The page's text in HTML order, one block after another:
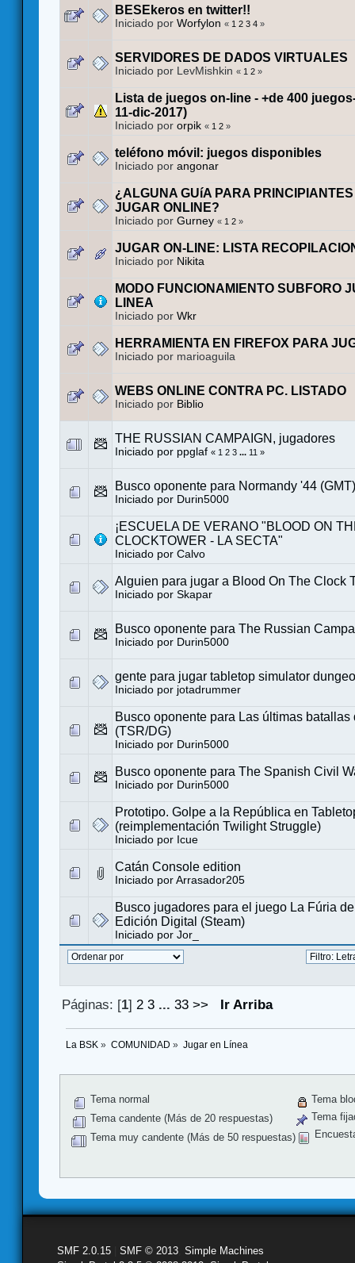
BESEkeros en twitter!!
Iniciado por Worfylon « 1 2 3 4 »
SERVIDORES DE DADOS VIRTUALES
Iniciado por LevMishkin « 1 2 »
Lista de juegos on-line - +de 400
11-dic-2017)
Iniciado por orpik « 1 2 »
teléfono móvil: juegos disponibles
Iniciado por angonar
¿ALGUNA GUíA PARA
JUGAR ONLINE?
Iniciado por Gurney « 1 2 »
JUGAR ON-LINE: LISTA
Iniciado por Nikita
MODO FUNCIONAMIENTO SUBFORO
LINEA
Iniciado por Wkr
HERRAMIENTA EN FIREFOX PARA
Iniciado por marioaguila
WEBS ONLINE CONTRA PC. LISTADO
Iniciado por Biblio
THE RUSSIAN CAMPAIGN, jugadores
Iniciado por ppglaf « 1 2 3 ... 11 »
Busco oponente para Normandy '44 (GMT)
Iniciado por Durin5000
¡ESCUELA DE VERANO "BLOOD ON
CLOCKTOWER - LA SECTA"
Iniciado por Calvo
Alguien para jugar a Blood On The Clock
Iniciado por Skapar
Busco oponente para The Russian
Iniciado por Durin5000
gente para jugar tabletop simulator
Iniciado por jotadrummer
Busco oponente para Las últimas batallas
(TSR/DG)
Iniciado por Durin5000
Busco oponente para The Spanish Civil
Iniciado por Durin5000
Prototipo. Golpe a la República en
(reimplementación Twilight Struggle)
Iniciado por Icue
Catán Console edition
Iniciado por Arrasador205
Busco jugadores para el juego La Fúria
Edición Digital (Steam)
Iniciado por Jor_
Páginas: [1] 2 3 ...33 >> Ir Arriba
La BSK » COMUNIDAD » Jugar en Línea
Tema normal
Tema candente (Más de 20 respuestas)
Tema muy candente (Más de 50 respuestas)
Tema
Tema
SMF 2.0.15 SMF © 2013 Simple Machines